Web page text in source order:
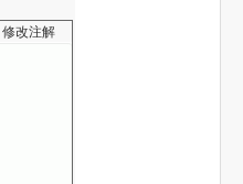
修改注解